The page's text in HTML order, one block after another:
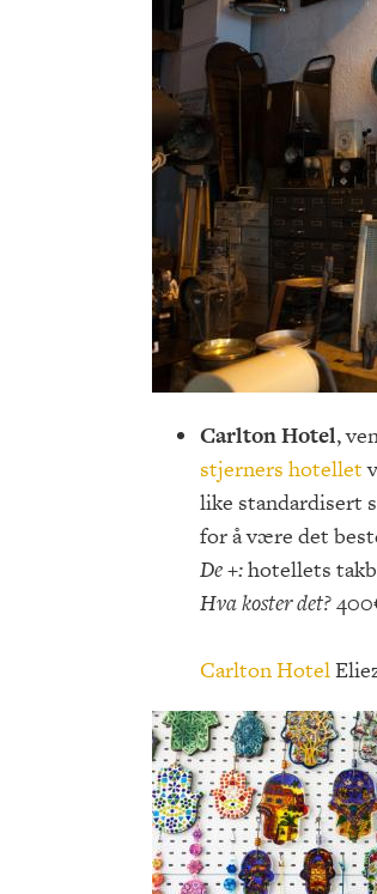
Carlton Hotel,
stjerners hotellet
like standardisert
for å være det
De +:hotellets
Hva koster det?
Carlton Hotel